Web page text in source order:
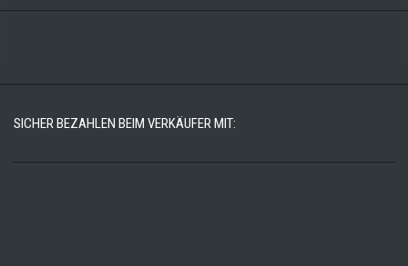
SICHER BEZAHLEN BEIM VERKÄUFER MIT: